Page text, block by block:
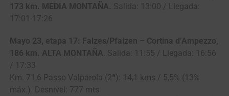
173 km. MEDIA MONTAÑA. Salida: 13:00 / Llegada:
17:01-17:26
Mayo 23, etapa 17: Falzes/Pfalzen – Cortina d’Ampezzo,
186 km. ALTA MONTAÑA . Salida: 11:55 / Llegada: 16:56
/ 17:33
Km. 71,6 Passo Valparola (2ª): 14,1 kms / 5,5% (13%
máx.). Desnivel: 777 mts